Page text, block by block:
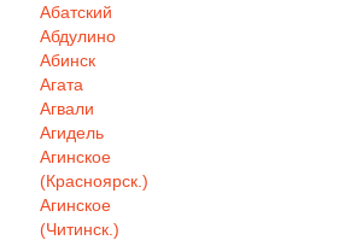
Абатский
Абдулино
Абинск
Агата
Агвали
Агидель
Агинское
(Красноярск.)
Агинское
(Читинск.)